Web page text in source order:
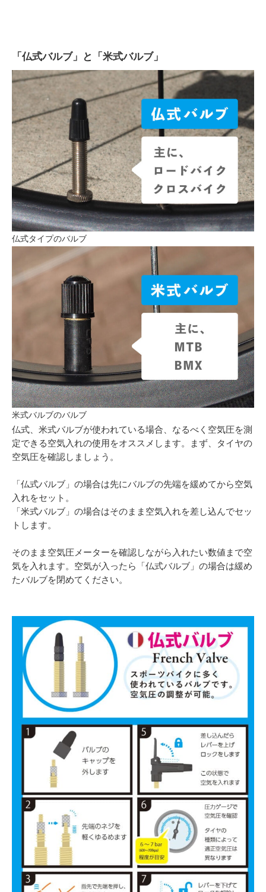
「仏式バルブ」と「米式バルブ」
仏式タイプのバルブ
米式バルブのバルブ
仏式、米式バルブが使われている場合、なるべく空気圧を測
定できる空気入れの使用をオススメします。まず、タイヤの
空気圧を確認しましょう。
「仏式バルブ」の場合は先にバルブの先端を緩めてから空気
入れをセット。
「米式バルブ」の場合はそのまま空気入れを差し込んでセッ
トします。
そのまま空気圧メーターを確認しながら入れたい数値まで空
気を入れます。空気が入ったら「仏式バルブ」の場合は緩め
たバルブを閉めてください。